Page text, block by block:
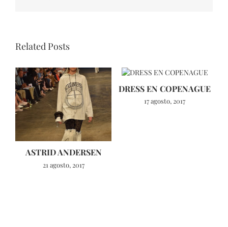
Related Posts
ASTRID ANDERSEN
21 agosto, 2017
DRESS EN COPENAGUE
17 agosto, 2017